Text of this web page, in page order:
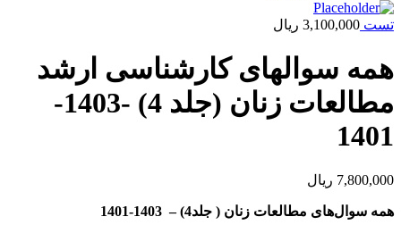
تست 3,100,000 ریال
همه سوالهای کارشناسی ارشد
مطالعات زنان (جلد 4) -1403-
1401
7,800,000 ریال
همه سوال‌های مطالعات زنان ( جلد4
) – 1403-1401